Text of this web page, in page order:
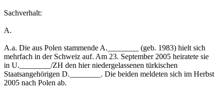
Sachverhalt:
A.
A.a. Die aus Polen stammende A.________ (geb. 1983) hielt sich
mehrfach in der Schweiz auf. Am 23. September 2005 heiratete sie
in U.________/ZH den hier niedergelassenen türkischen
Staatsangehörigen D.________. Die beiden meldeten sich im Herbst
2005 nach Polen ab.